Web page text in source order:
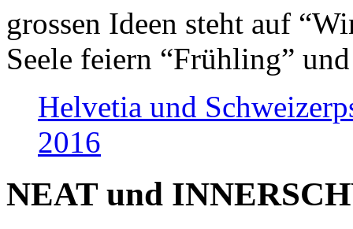
grossen Ideen steht auf
Seele feiern “Frühling”
Helvetia und
2016
NEAT und